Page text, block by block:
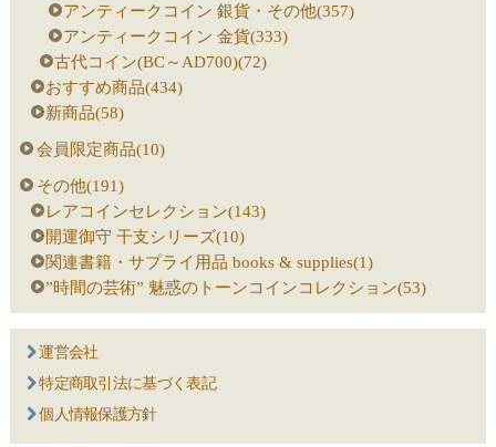
アンティークコイン 銀貨・その他(357)
アンティークコイン 金貨(333)
古代コイン(BC～AD700)(72)
おすすめ商品(434)
新商品(58)
会員限定商品(10)
その他(191)
レアコインセレクション(143)
開運御守 干支シリーズ(10)
関連書籍・サプライ用品 books & supplies(1)
”時間の芸術” 魅惑のトーンコインコレクション(53)
運営会社
特定商取引法に基づく表記
個人情報保護方針